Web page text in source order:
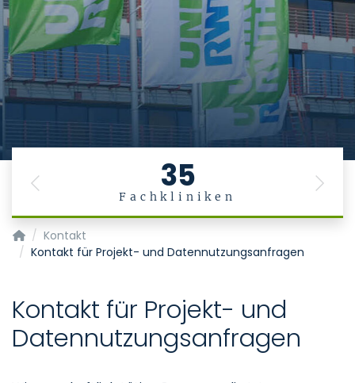
35
Fachkliniken
Previous Next
Datenintegrationszentrum
Kontakt
Kontakt für Projekt- und Datennutzungsanfragen
Kontakt für Projekt- und
Datennutzungsanfragen